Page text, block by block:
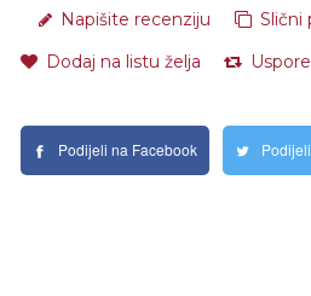
Napišite recenziju
Slični
Dodaj na listu želja
Podijeli na Facebook